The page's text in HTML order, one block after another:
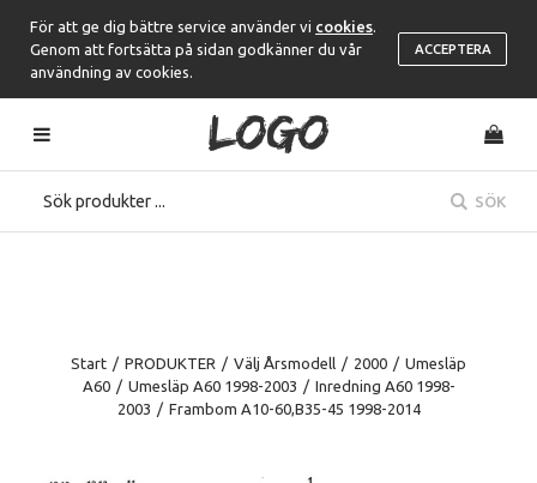
För att ge dig bättre service använder vi cookies
Genom att fortsätta på sidan godkänner du vår
användning av cookies.
ACCEPTERA
SÖK
Start / PRODUKTER / Välj Årsmodell / 2000 / Umesläp
A60 / Umesläp A60 1998-2003 / Inredning A60 1998-
2003 / Frambom A10-60,B35-45 1998-2014